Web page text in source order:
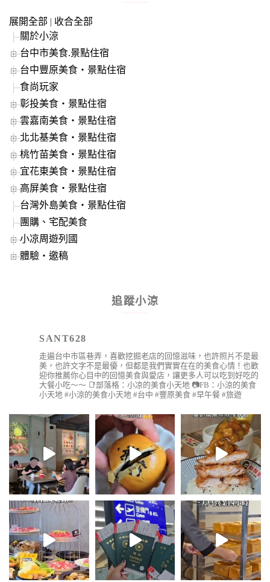
展開全部 | 收合全部
關於小涼
台中市美食.景點住宿
台中豐原美食‧景點住宿
食尚玩家
彰投美食‧景點住宿
雲嘉南美食‧景點住宿
北北基美食‧景點住宿
桃竹苗美食‧景點住宿
宜花東美食‧景點住宿
高屏美食‧景點住宿
台灣外島美食‧景點住宿
團購、宅配美食
小凉周遊列國
體驗‧邀稿
追蹤小涼
SANT628
走遍台中市區巷弄，喜歡挖掘老店的回憶滋味，也許照片不是最
美，也許文字不是最優，但都是我們實實在在的美食心情！也歡
迎你推薦你心目中的回憶美食與愛店，讓更多人可以吃到好吃的
大餐小吃～～ 📑部落格：小凉的美食小天地 📷FB：小涼的美食
小天地 #小涼的美食小天地 #台中 #豐原美食 #早午餐 #旅遊